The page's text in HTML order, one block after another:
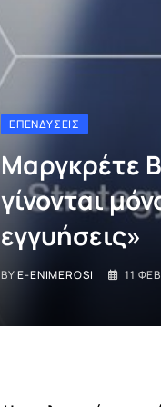
ΕΠΕΝΔΎΣΕΙΣ
Μαργκρέτε
γίνονται
εγγυήσεις»
BYE-ENIMEROSI 11